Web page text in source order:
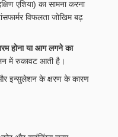
एशिया) का सामना करना
विफलता जोखिम बढ़
होना या आग लगने का
में रुकावट आती है।
इन्सुलेशन के क्षरण के कारण